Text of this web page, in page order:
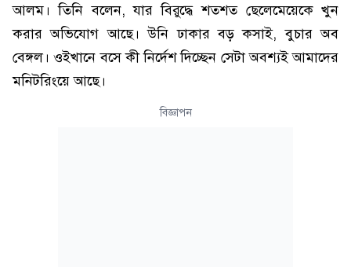
আলম। তিনি বলেন, যার বিরুদ্ধে শতশত ছেলেমেয়েকে খুন
করার অভিযোগ আছে। উনি ঢাকার বড় কসাই, বুচার অব
বেঙ্গল। ওইখানে বসে কী নির্দেশ দিচ্ছেন সেটা অবশ্যই আমাদের
মনিটরিংয়ে আছে।
বিজ্ঞাপন